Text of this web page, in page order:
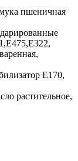
пшеничная
Е170,
растительное,